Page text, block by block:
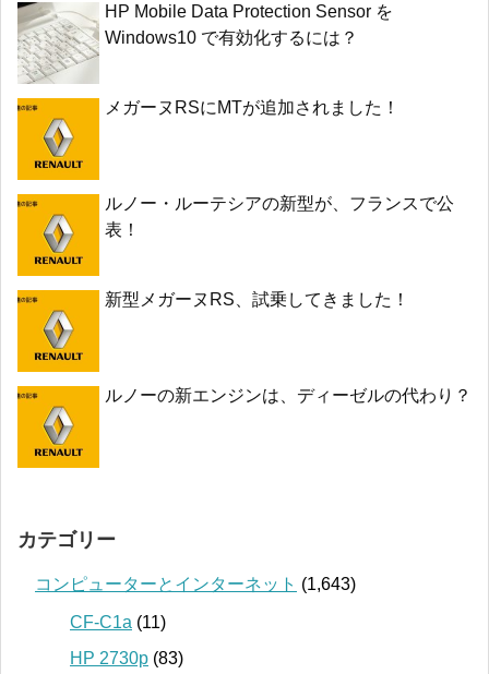
HP Mobile Data Protection Sensor を
Windows10 で有効化するには？
メガーヌRSにMTが追加されました！
ルノー・ルーテシアの新型が、フランスで公
表！
新型メガーヌRS、試乗してきました！
ルノーの新エンジンは、ディーゼルの代わり？
カテゴリー
コンピューターとインターネット (1,643)
CF-C1a (11)
HP 2730p (83)